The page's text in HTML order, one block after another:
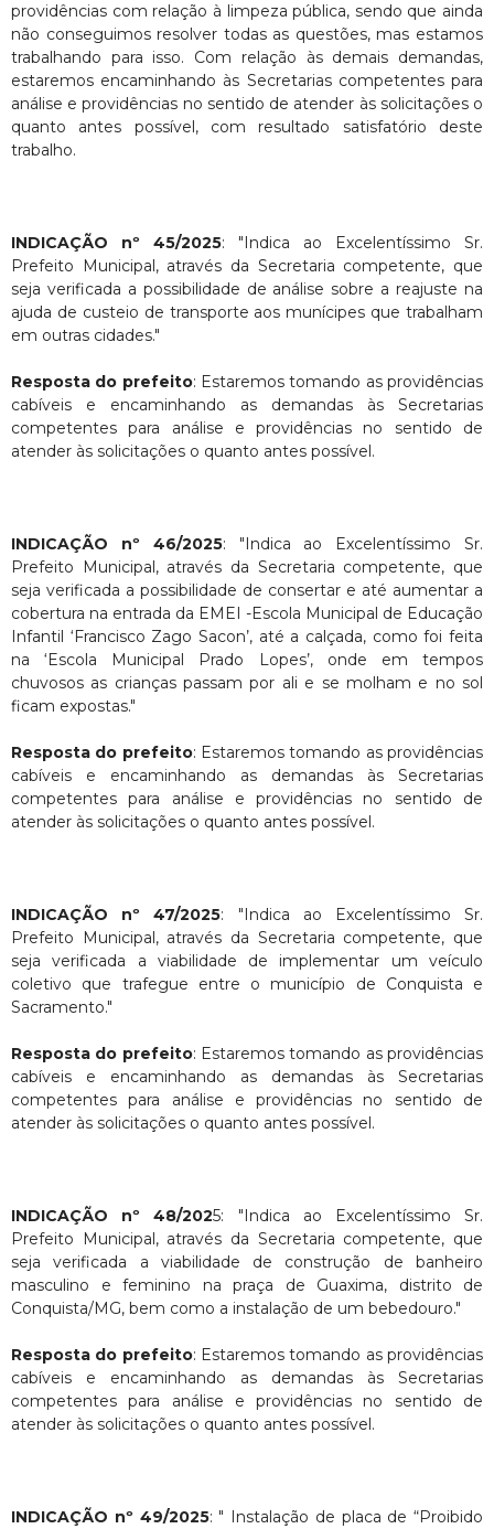
providências com relação à limpeza pública, sendo que ainda
não conseguimos resolver todas as questões, mas estamos
trabalhando para isso. Com relação às demais demandas,
estaremos encaminhando às Secretarias competentes para
análise e providências no sentido de atender às solicitações o
quanto antes possível, com resultado satisfatório deste
trabalho.
INDICAÇÃO nº 45/2025: "Indica ao Excelentíssimo Sr.
Prefeito Municipal, através da Secretaria competente, que
seja verificada a possibilidade de análise sobre a reajuste na
ajuda de custeio de transporte aos munícipes que trabalham
em outras cidades."
Resposta do prefeito: Estaremos tomando as providências
cabíveis e encaminhando as demandas às Secretarias
competentes para análise e providências no sentido de
atender às solicitações o quanto antes possível.
INDICAÇÃO nº 46/2025: "Indica ao Excelentíssimo Sr.
Prefeito Municipal, através da Secretaria competente, que
seja verificada a possibilidade de consertar e até aumentar a
cobertura na entrada da EMEI -Escola Municipal de Educação
Infantil ‘Francisco Zago Sacon’, até a calçada, como foi feita
na ‘Escola Municipal Prado Lopes’, onde em tempos
chuvosos as crianças passam por ali e se molham e no sol
ficam expostas."
Resposta do prefeito: Estaremos tomando as providências
cabíveis e encaminhando as demandas às Secretarias
competentes para análise e providências no sentido de
atender às solicitações o quanto antes possível.
INDICAÇÃO nº 47/2025: "Indica ao Excelentíssimo Sr.
Prefeito Municipal, através da Secretaria competente, que
seja verificada a viabilidade de implementar um veículo
coletivo que trafegue entre o município de Conquista e
Sacramento."
Resposta do prefeito: Estaremos tomando as providências
cabíveis e encaminhando as demandas às Secretarias
competentes para análise e providências no sentido de
atender às solicitações o quanto antes possível.
INDICAÇÃO nº 48/2025: "Indica ao Excelentíssimo Sr.
Prefeito Municipal, através da Secretaria competente, que
seja verificada a viabilidade de construção de banheiro
masculino e feminino na praça de Guaxima, distrito de
Conquista/MG, bem como a instalação de um bebedouro."
Resposta do prefeito: Estaremos tomando as providências
cabíveis e encaminhando as demandas às Secretarias
competentes para análise e providências no sentido de
atender às solicitações o quanto antes possível.
INDICAÇÃO nº 49/2025: " Instalação de placa de “Proibido